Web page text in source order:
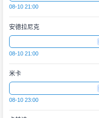
08-10 21:00
安德拉尼克
08-10 21:00
米卡
08-10 23:00